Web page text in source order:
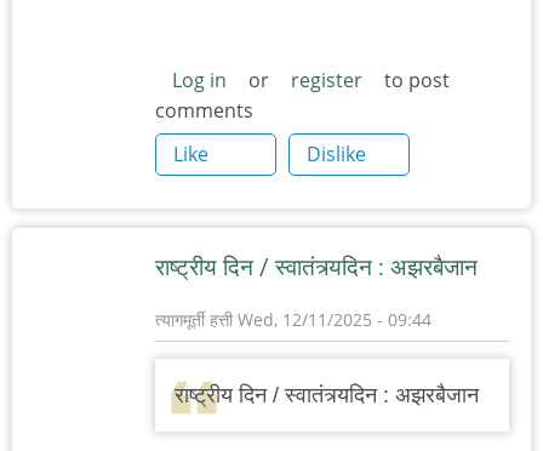
Log in or register
to post
comments
Like
Dislike
राष्ट्रीय दिन / स्वातंत्र्यदिन : अझरबैजान
त्यागमूर्ती हत्ती Wed, 12/11/2025 - 09:44
राष्ट्रीय दिन / स्वातंत्र्यदिन : अझरबैजान